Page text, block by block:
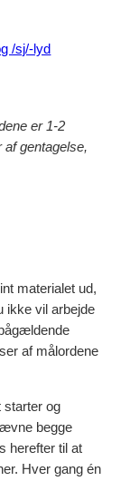
er 1-2
af gentagelse,
materialet ud,
ikke vil arbejde
af målordene
starter og
begge
herefter til at
Hver gang én